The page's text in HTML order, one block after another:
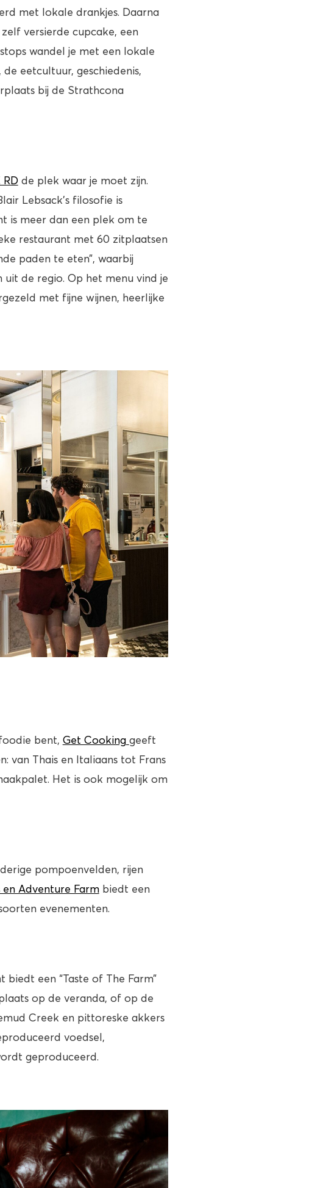
met lokale drankjes. Daarna
versierde cupcake, een
wandel je met een lokale
eetcultuur, geschiedenis,
bij de Strathcona
RDde plek waar je moet zijn.
Lebsack’s filosofie is
is meer dan een plek om te
restaurant met 60 zitplaatsen
paden te eten”, waarbij
de regio. Op het menu vind je
met fijne wijnen, heerlijke
bent, Get Cooking geeft
van Thais en Italiaans tot Frans
Het is ook mogelijk om
pompoenvelden, rijen
en Adventure Farmbiedt een
evenementen.
een “Taste of The Farm”
op de veranda, of op de
Creek en pittoreske akkers
voedsel,
geproduceerd.